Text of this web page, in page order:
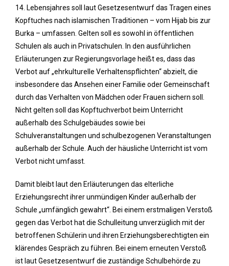
14. Lebensjahres soll laut Gesetzesentwurf das Tragen eines
Kopftuches nach islamischen Traditionen – vom Hijab bis zur
Burka – umfassen. Gelten soll es sowohl in öffentlichen
Schulen als auch in Privatschulen. In den ausführlichen
Erläuterungen zur Regierungsvorlage heißt es, dass das
Verbot auf „ehrkulturelle Verhaltenspflichten“ abzielt, die
insbesondere das Ansehen einer Familie oder Gemeinschaft
durch das Verhalten von Mädchen oder Frauen sichern soll.
Nicht gelten soll das Kopftuchverbot beim Unterricht
außerhalb des Schulgebäudes sowie bei
Schulveranstaltungen und schulbezogenen Veranstaltungen
außerhalb der Schule. Auch der häusliche Unterricht ist vom
Verbot nicht umfasst.
Damit bleibt laut den Erläuterungen das elterliche
Erziehungsrecht ihrer unmündigen Kinder außerhalb der
Schule „umfänglich gewahrt“. Bei einem erstmaligen Verstoß
gegen das Verbot hat die Schulleitung unverzüglich mit der
betroffenen Schülerin und ihren Erziehungsberechtigten ein
klärendes Gespräch zu führen. Bei einem erneuten Verstoß
ist laut Gesetzesentwurf die zuständige Schulbehörde zu